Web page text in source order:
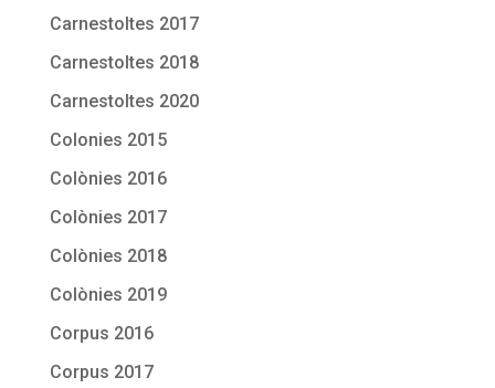
Carnestoltes 2017
Carnestoltes 2018
Carnestoltes 2020
Colonies 2015
Colònies 2016
Colònies 2017
Colònies 2018
Colònies 2019
Corpus 2016
Corpus 2017